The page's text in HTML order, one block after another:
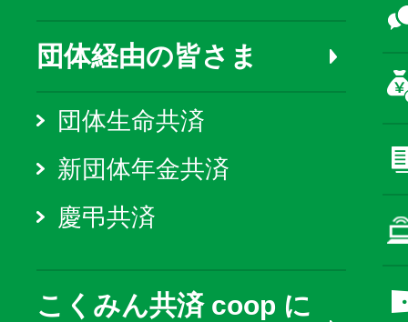
団体経由の皆さま
団体生命共済
新団体年金共済
慶弔共済
こくみん共済 coop に